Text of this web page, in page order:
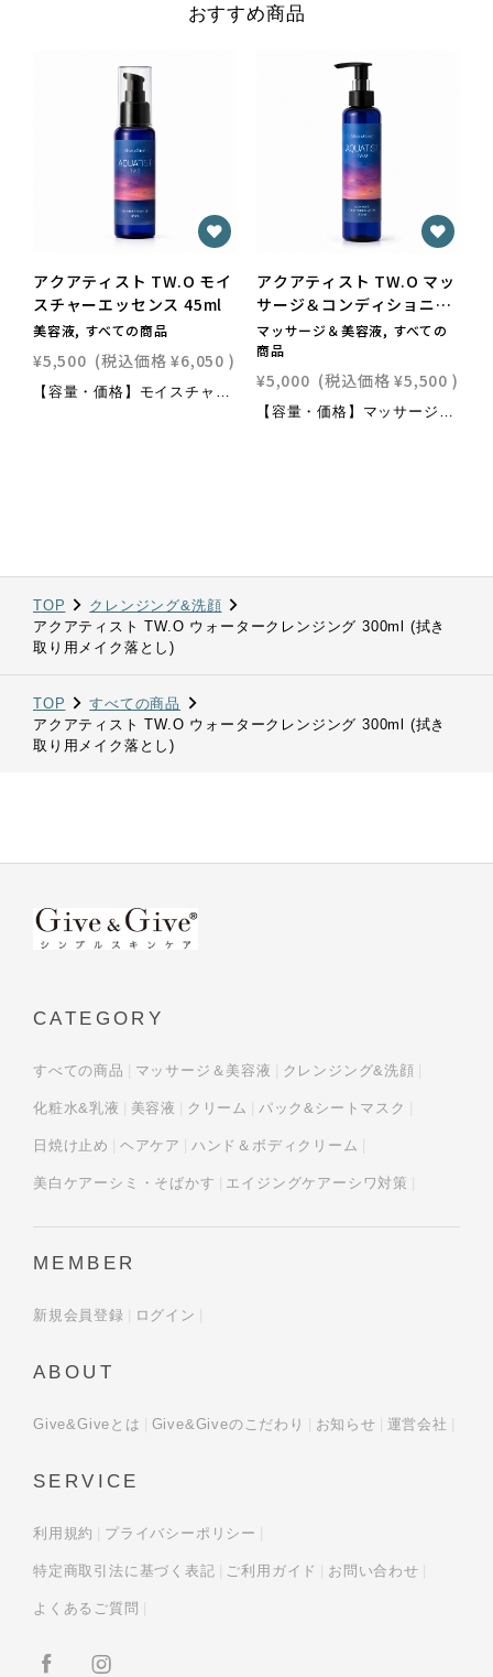
おすすめ商品
アクアティスト TW.O モイ
スチャーエッセンス 45ml
美容液, すべての商品
¥5,500 (税込価格 ¥6,050 )
【容量・価格】モイスチャーエッセンス 容量:45ml / 税込:6050円マッサージ＆クリアローション 容量:200ml / 税込:5500円ウォータークレンジング 容量:300ml / 税込:3300円
アクアティスト TW.O マッ
サージ＆コンディショニン
グローション 200ml
マッサージ＆美容液, すべての
商品
¥5,000 (税込価格 ¥5,500 )
【容量・価格】マッサージ＆クリアローション 容量:200ml / 税込:5500円モイスチャーエッセンス 容量:45ml / 税込:6050円ウォータークレンジング 容量:300ml / 税込:3300円
TOP
クレンジング&洗顔
アクアティスト TW.O ウォータークレンジング 300ml (拭き
取り用メイク落とし)
TOP
すべての商品
アクアティスト TW.O ウォータークレンジング 300ml (拭き
取り用メイク落とし)
CATEGORY
すべての商品 マッサージ＆美容液 クレンジング&洗顔
化粧水&乳液 美容液 クリーム パック&シートマスク
日焼け止め ヘアケア ハンド＆ボディクリーム
美白ケアーシミ・そばかす エイジングケアーシワ対策
MEMBER
新規会員登録 ログイン
ABOUT
Give&Giveとは Give&Giveのこだわり お知らせ 運営会社
SERVICE
利用規約 プライバシーポリシー
特定商取引法に基づく表記 ご利用ガイド お問い合わせ
よくあるご質問